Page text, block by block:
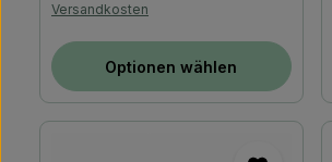
Versandkosten
Optionen wählen